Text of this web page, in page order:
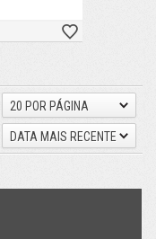
20 POR PÁGINA
DATA MAIS RECENTE